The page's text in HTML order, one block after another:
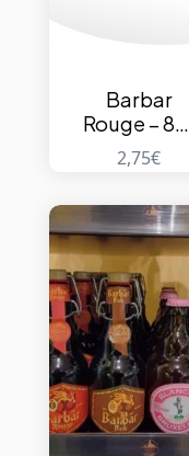
Barbar
Rouge – 8%
– 33cl
2,75€